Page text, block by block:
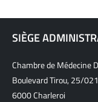
SIÈGE
Chambre de Médecine
Boulevard Tirou, 25/021
6000 Charleroi